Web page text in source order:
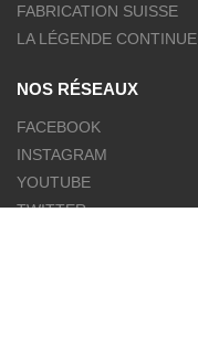
FABRICATION SUISSE
LA LÉGENDE CONTINUE
NOS RÉSEAUX
FACEBOOK
INSTAGRAM
YOUTUBE
TWITTER